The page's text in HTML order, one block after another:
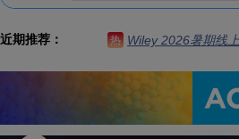
近期推荐： 热 Wiley 2026暑期线